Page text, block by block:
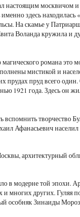
настоящим москвичом
здесь
На скамье у
Воланда кружила и
магического романа
мистикой и
прудах пруд всего
1921 года. Здесь он
творчество
Афанасьевич населил
архитектурный
в модерне той эпохи.
многих других. Гуляя
особняк Зинаиды